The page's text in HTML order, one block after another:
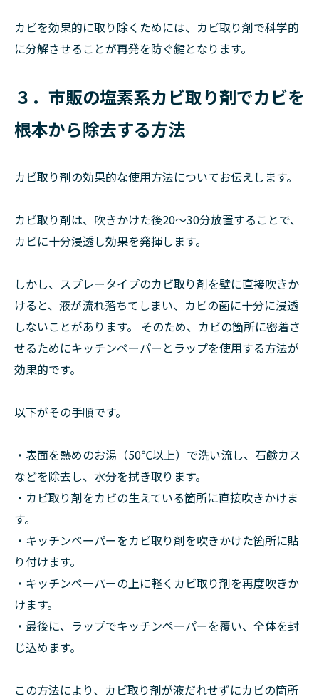
カビを効果的に取り除くためには、カビ取り剤で科学的
に分解させることが再発を防ぐ鍵となります。
３．市販の塩素系カビ取り剤でカビを
根本から除去する方法
カビ取り剤の効果的な使用方法についてお伝えします。
カビ取り剤は、吹きかけた後20～30分放置することで、
カビに十分浸透し効果を発揮します。
しかし、スプレータイプのカビ取り剤を壁に直接吹きか
けると、液が流れ落ちてしまい、カビの菌に十分に浸透
しないことがあります。 そのため、カビの箇所に密着さ
せるためにキッチンペーパーとラップを使用する方法が
効果的です。
以下がその手順です。
・表面を熱めのお湯（50℃以上）で洗い流し、石鹸カス
などを除去し、水分を拭き取ります。
・カビ取り剤をカビの生えている箇所に直接吹きかけま
す。
・キッチンペーパーをカビ取り剤を吹きかけた箇所に貼
り付けます。
・キッチンペーパーの上に軽くカビ取り剤を再度吹きか
けます。
・最後に、ラップでキッチンペーパーを覆い、全体を封
じ込めます。
この方法により、カビ取り剤が液だれせずにカビの箇所